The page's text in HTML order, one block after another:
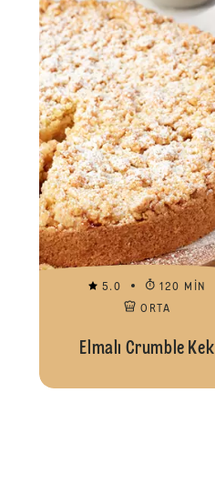
5.0
120 MIN
ORTA
Elmalı Crumble Kek